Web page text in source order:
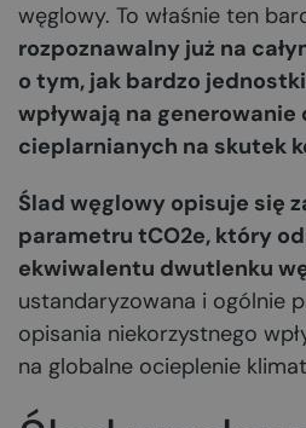
węglowy. To właśnie ten
rozpoznawalny już na
o tym, jak bardzo
wpływają na
cieplarnianych na skutek
Ślad węglowy opisuje się
parametru tCO2e, który
ekwiwalentu dwutlenku
ustandaryzowana i ogólnie
opisania niekorzystnego
na globalne ocieplenie